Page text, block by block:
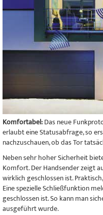
Komfortabel:Das neue
erlaubt eine Statusabfrage, so
nachzuschauen, ob das Tor
Neben sehr hoher Sicherheit
Komfort. Der Handsender zeigt
wirklich geschlossen ist.
Eine spezielle Schließfunktion
geschlossen ist. So kann man
ausgeführt wurde.